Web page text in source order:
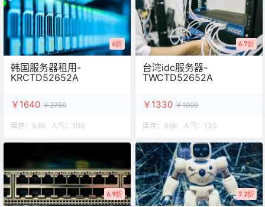
6折
韩国服务器租用-
KRCTD52652A
￥1640 ￥2750
库存： 9.9k 人气： 106
6.7折
台湾idc服务器-
TWCTD52652A
￥1330 ￥1999
库存： 9.9k 人气： 135
6.9折 7.2折